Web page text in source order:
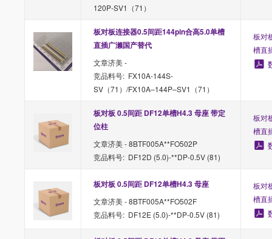
120P-SV1（71）
板对板连接器0.5间距144pin合高5.0单槽
直插广濑国产替代
文章济美 -
竞品料号: FX10A-144S-
SV（71）/FX10A–144P–SV1（71）
板对
槽直
板对板 0.5间距 DF12单槽H4.3 母座 带定
位柱
文章济美 - 8BTF005A**FO502P
竞品料号: DF12D (5.0)-**DP-0.5V (81)
板对
槽直
板对板 0.5间距 DF12单槽H4.3 母座
文章济美 - 8BTF005A**FO502F
竞品料号: DF12E (5.0)-**DP-0.5V (81)
板对
槽直